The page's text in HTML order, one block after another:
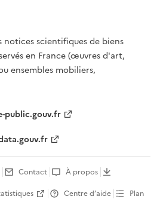
notices scientifiques de biens
en France (œuvres d'art,
ensembles mobiliers,
public.gouv.fr
Contact
À propos
Centre d’aide
Plan